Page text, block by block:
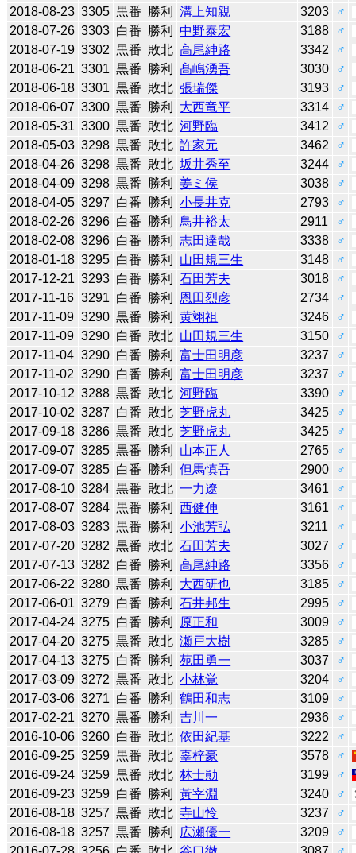
2018-08-23 3305 黒番 勝利 溝上知親 3203
♂
2018-07-26 3303 白番 勝利 中野泰宏 3188
♂
2018-07-19 3302 黒番 敗北 高尾紳路 3342
♂
2018-06-21 3301 黒番 勝利 髙嶋湧吾 3030
♂
2018-06-18 3301 黒番 敗北 張瑞傑 3193
♂
2018-06-07 3300 黒番 勝利 大西竜平 3314
♂
2018-05-31 3300 黒番 敗北 河野臨 3412
♂
2018-05-03 3298 黒番 敗北 許家元 3462
♂
2018-04-26 3298 黒番 敗北 坂井秀至 3244
♂
2018-04-09 3298 黒番 勝利 姜ミ侯 3038
♂
2018-04-05 3297 白番 勝利 小長井克 2793
♂
2018-02-26 3296 白番 勝利 鳥井裕太 2911
♂
2018-02-08 3296 白番 勝利 志田達哉 3338
♂
2018-01-18 3295 白番 勝利 山田規三生 3148
♂
2017-12-21 3293 白番 勝利 石田芳夫 3018
♂
2017-11-16 3291 白番 勝利 恩田烈彦 2734
♂
2017-11-09 3290 黒番 勝利 黄翊祖 3246
♂
2017-11-09 3290 白番 敗北 山田規三生 3150
♂
2017-11-04 3290 白番 勝利 富士田明彦 3237
♂
2017-11-02 3290 白番 勝利 富士田明彦 3237
♂
2017-10-12 3288 黒番 敗北 河野臨 3390
♂
2017-10-02 3287 白番 敗北 芝野虎丸 3425
♂
2017-09-18 3286 黒番 敗北 芝野虎丸 3425
♂
2017-09-07 3285 黒番 勝利 山本正人 2765
♂
2017-09-07 3285 白番 勝利 但馬慎吾 2900
♂
2017-08-10 3284 黒番 敗北 一力遼 3461
♂
2017-08-07 3284 黒番 勝利 西健伸 3161
♂
2017-08-03 3283 黒番 勝利 小池芳弘 3211
♂
2017-07-20 3282 黒番 敗北 石田芳夫 3027
♂
2017-07-13 3282 白番 勝利 高尾紳路 3356
♂
2017-06-22 3280 黒番 勝利 大西研也 3185
♂
2017-06-01 3279 白番 勝利 石井邦生 2995
♂
2017-04-24 3275 白番 勝利 原正和 3009
♂
2017-04-20 3275 黒番 敗北 瀬戸大樹 3285
♂
2017-04-13 3275 白番 勝利 苑田勇一 3037
♂
2017-03-09 3272 黒番 敗北 小林覚 3204
♂
2017-03-06 3271 白番 勝利 鶴田和志 3109
♂
2017-02-21 3270 黒番 勝利 吉川一 2936
♂
2016-10-06 3260 白番 敗北 依田紀基 3222
♂
2016-09-25 3259 黒番 敗北 辜梓豪 3578
♂
2016-09-24 3259 黒番 敗北 林士勛 3199
♂
2016-09-23 3259 白番 勝利 黃宰淵 3240
♂
2016-08-18 3257 黒番 敗北 寺山怜 3237
♂
2016-08-18 3257 黒番 勝利 広瀬優一 3209
♂